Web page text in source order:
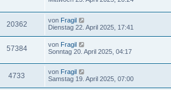
20362 von Fragil
Dienstag 22. April 2025, 17:41
57384 von Fragil
Sonntag 20. April 2025, 04:17
4733 von Fragil
Samstag 19. April 2025, 07:00